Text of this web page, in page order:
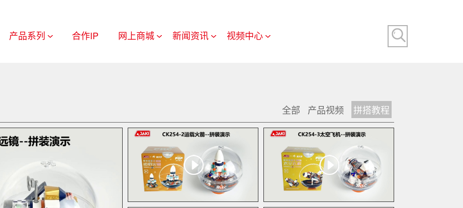
产品系列 合作IP 网上商城 新闻资讯 视频中心
全部 产品视频 拼搭教程